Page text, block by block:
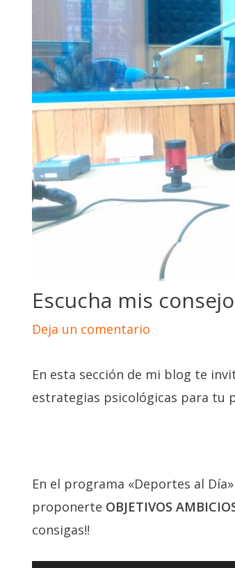
Escucha mis
Deja un comentario
En esta sección de mi blog te
estrategias psicológicas para tu
En el programa «Deportes al
proponerte OBJETIVOS
consigas!!